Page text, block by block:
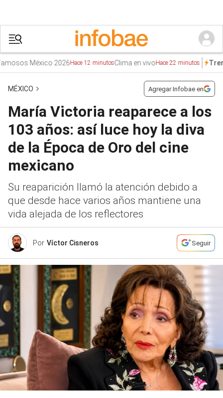
México 2026Hace 12 minutosClima en vivoHace 22 minutos Trends
MÉXICO Agregar Infobae en
María Victoria reaparece a los
103 años: así luce hoy la diva
de la Época de Oro del cine
mexicano
Su reaparición llamó la atención debido a
que desde hace varios años mantiene una
vida alejada de los reflectores
Por Víctor Cisneros Seguir